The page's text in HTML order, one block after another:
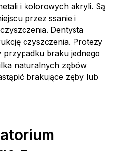
i kolorowych akryli. Są
przez ssanie i
Dentysta
czyszczenia. Protezy
przypadku braku jednego
naturalnych zębów
brakujące zęby lub